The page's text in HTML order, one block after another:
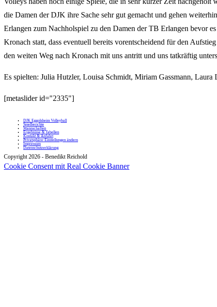
die Damen der DJK ihre Sache sehr gut gemacht und gehen
Erlangen zum Nachholspiel zu den Damen der TB Erlangen bevor
Kronach statt, dass eventuell bereits vorentscheidend für den
den weiten Weg nach Kronach mit uns antritt und uns tatkräftig
Es spielten: Julia Hutzler, Louisa Schmidt, Miriam Gassmann,
[metaslider id="2335"]
DJK Eggolsheim Volleyball
Spielberichte
Mannschaften
Ergebnisse & Tabellen
Kontakt & Anfahrt
Privatsphäre-Einstellungen ändern
Impressum
Datenschutzerklärung
Copyright 2026 - Benedikt Reichold
Cookie Consent mit Real Cookie Banner